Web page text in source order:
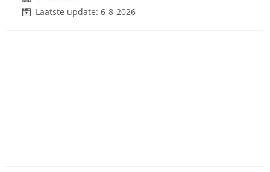
Laatste update: 6-8-2026